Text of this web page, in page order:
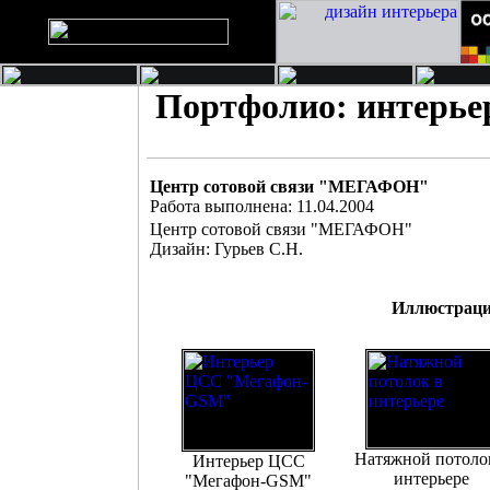
Портфолио:
Центр сотовой связи "МЕГАФОН"
Работа выполнена: 11.04.2004
Центр сотовой связи "МЕГАФОН"
Дизайн: Гурьев С.Н.
Интерьер ЦСС
"Мегафон-GSM"
Натяжной
интерьере